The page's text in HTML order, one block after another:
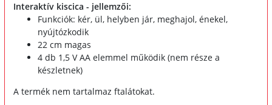
Interaktív kiscica - jellemzői:
Funkciók: kér, ül, helyben jár, meghajol, énekel,
nyújtózkodik
22 cm magas
4 db 1,5 V AA elemmel működik (nem része a
készletnek)
A termék nem tartalmaz ftalátokat.